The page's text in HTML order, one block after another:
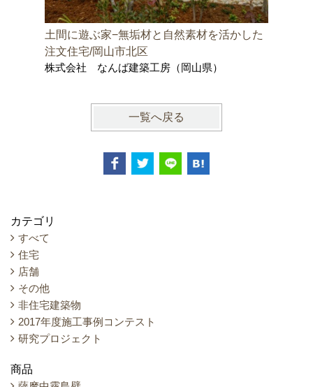
土間に遊ぶ家−無垢材と自然素材を活かした
注文住宅/岡山市北区
株式会社 なんば建築工房（岡山県）
一覧へ戻る
カテゴリ
すべて
住宅
店舗
その他
非住宅建築物
2017年度施工事例コンテスト
研究プロジェクト
商品